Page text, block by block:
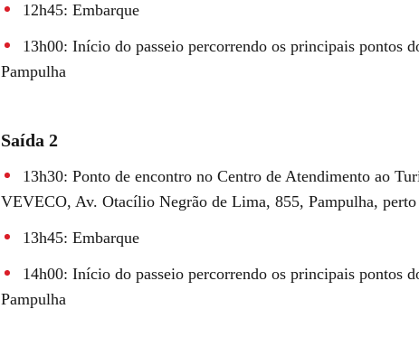
12h45: Embarque
13h00: Início do passeio percorrendo os principais pontos
Pampulha
Saída 2
13h30: Ponto de encontro no Centro de Atendimento ao
VEVECO, Av. Otacílio Negrão de Lima, 855, Pampulha, perto
13h45: Embarque
14h00: Início do passeio percorrendo os principais pontos
Pampulha